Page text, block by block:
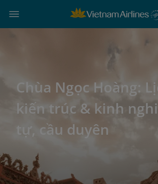
Chùa Ngọc Hoàng:
kiến trúc & kinh
tự, cầu duyên